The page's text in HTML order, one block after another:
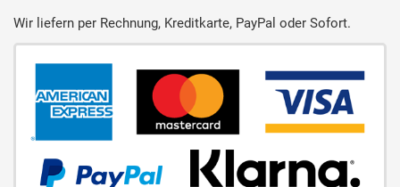
Wir liefern per Rechnung, Kreditkarte, PayPal oder Sofort.